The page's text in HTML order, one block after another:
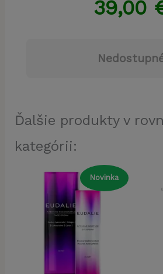
39,00
Ďalšie produkty v
kategórii:
Novinka